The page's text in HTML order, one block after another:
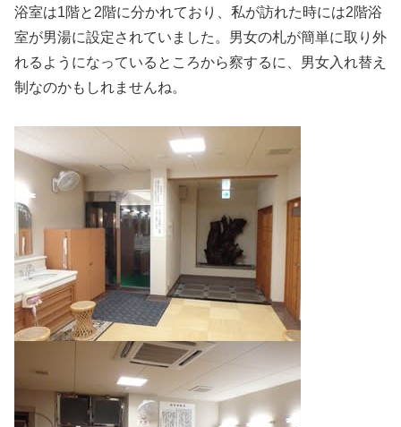
浴室は1階と2階に分かれており、私が訪れた時には2階浴
室が男湯に設定されていました。男女の札が簡単に取り外
れるようになっているところから察するに、男女入れ替え
制なのかもしれませんね。